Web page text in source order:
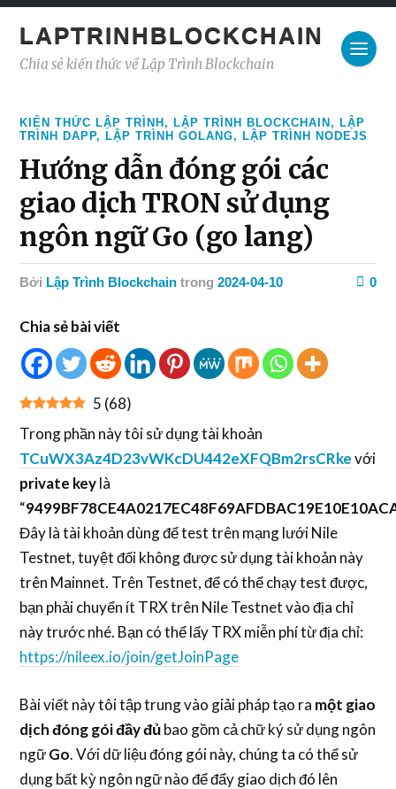
LAPTRINHBLOCKCHAIN
Chia sẻ kiến thức về Lập Trình Blockchain
KIẾN THỨC LẬP TRÌNH, LẬP TRÌNH BLOCKCHAIN, LẬP
TRÌNH DAPP, LẬP TRÌNH GOLANG, LẬP TRÌNH NODEJS
Hướng dẫn đóng gói các
giao dịch TRON sử dụng
ngôn ngữ Go (go lang)
Bởi Lập Trình Blockchain trong2024-04-10 0
Chia sẻ bài viết
5 (68)
Trong phần này tôi sử dụng tài khoản
TCuWX3Az4D23vWKcDU442eXFQBm2rsCRkevới
private keylà
“
Đây là tài khoản dùng để test trên mạng lưới Nile
Testnet, tuyệt đối không được sử dụng tài khoản này
trên Mainnet. Trên Testnet, để có thể chạy test được,
bạn phải chuyển ít TRX trên Nile Testnet vào địa chỉ
này trước nhé. Bạn có thể lấy TRX miễn phí từ địa chỉ:
https://nileex.io/join/getJoinPage
Bài viết này tôi tập trung vào giải pháp tạo ra một giao
dịch đóng gói đầy đủbao gồm cả chữ ký sử dụng ngôn
ngữGo. Với dữ liệu đóng gói này, chúng ta có thể sử
dụng bất kỳ ngôn ngữ nào để đẩy giao dịch đó lên